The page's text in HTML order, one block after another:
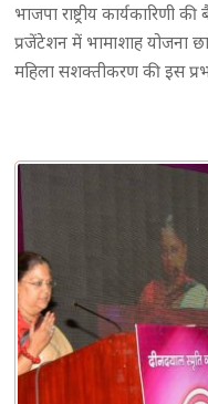
भाजपा राष्ट्रीय
प्रजेंटेशन में भामाशाह योजना
महिला सशक्तीकरण की इस